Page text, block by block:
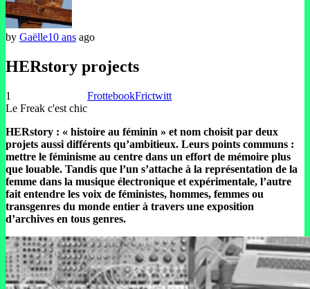
by Gaëlle10 ans ago
HERstory projects
1
Le Freak c'est chic
FrottebookFrictwitt
HERstory : « histoire au féminin » et nom choisit par deux
projets aussi différents qu’ambitieux. Leurs points communs :
mettre le féminisme au centre dans un effort de mémoire plus
que louable. Tandis que l’un s’attache à la représentation de la
femme dans la musique électronique et expérimentale, l’autre
fait entendre les voix de féministes, hommes, femmes ou
transgenres du monde entier à travers une exposition
d’archives en tous genres.